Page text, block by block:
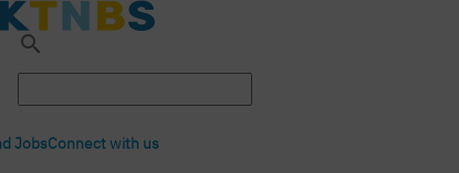
search
JobsConnect with us